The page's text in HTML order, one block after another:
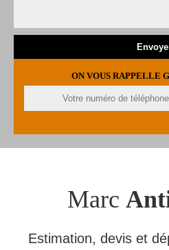
ON VOUS RAPPELLE
Marc
Estimation, devis et